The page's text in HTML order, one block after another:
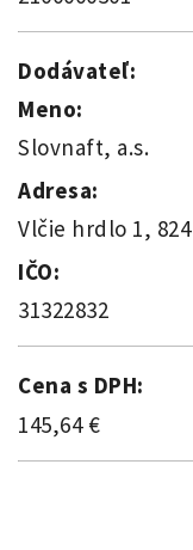
Dodávateľ:
Meno:
Slovnaft, a.s.
Adresa:
Vlčie hrdlo 1,
IČO:
31322832
Cena s DPH:
145,64 €